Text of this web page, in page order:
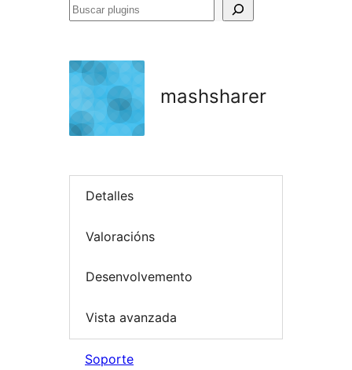
Buscar
mashsharer
Detalles
Valoracións
Desenvolvemento
Vista avanzada
Soporte